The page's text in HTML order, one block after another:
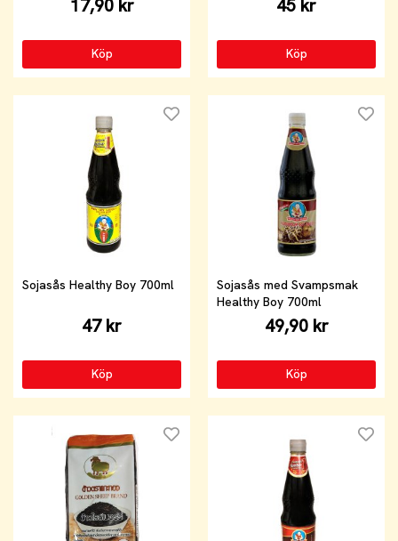
17,90 kr
Köp
45 kr
Köp
Sojasås Healthy Boy 700ml
47 kr
Köp
Sojasås med Svampsmak
Healthy Boy 700ml
49,90 kr
Köp